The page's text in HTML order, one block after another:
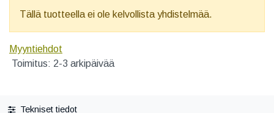
Tällä tuotteella ei ole kelvollista yhdistelmää.
Myyntiehdot
Toimitus: 2-3 arkipäivää
Tekniset tiedot